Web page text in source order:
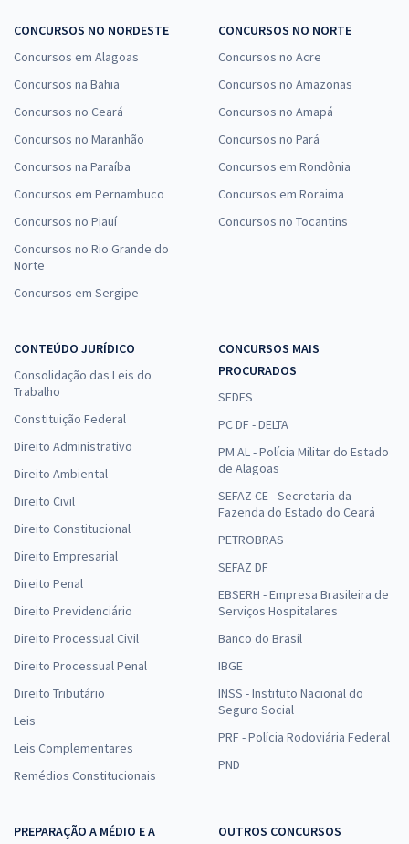
CONCURSOS NO NORDESTE
Concursos em Alagoas
Concursos na Bahia
Concursos no Ceará
Concursos no Maranhão
Concursos na Paraíba
Concursos em Pernambuco
Concursos no Piauí
Concursos no Rio Grande do
Norte
Concursos em Sergipe
CONCURSOS NO NORTE
Concursos no Acre
Concursos no Amazonas
Concursos no Amapá
Concursos no Pará
Concursos em Rondônia
Concursos em Roraima
Concursos no Tocantins
CONTEÚDO JURÍDICO
Consolidação das Leis do
Trabalho
Constituição Federal
Direito Administrativo
Direito Ambiental
Direito Civil
Direito Constitucional
Direito Empresarial
Direito Penal
Direito Previdenciário
Direito Processual Civil
Direito Processual Penal
Direito Tributário
Leis
Leis Complementares
Remédios Constitucionais
CONCURSOS MAIS
PROCURADOS
SEDES
PC DF - DELTA
PM AL - Polícia Militar do Estado
de Alagoas
SEFAZ CE - Secretaria da
Fazenda do Estado do Ceará
PETROBRAS
SEFAZ DF
EBSERH - Empresa Brasileira de
Serviços Hospitalares
Banco do Brasil
IBGE
INSS - Instituto Nacional do
Seguro Social
PRF - Polícia Rodoviária Federal
PND
PREPARAÇÃO A MÉDIO E A
OUTROS CONCURSOS